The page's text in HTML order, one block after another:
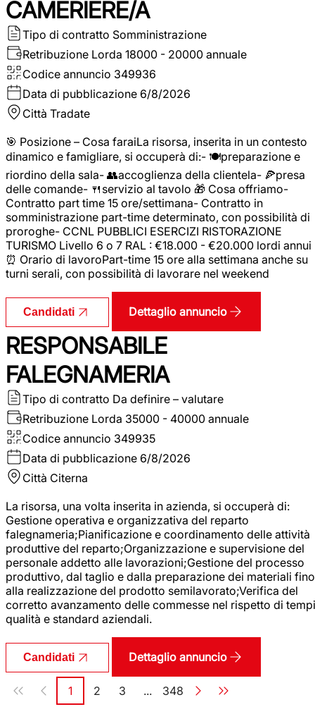
CAMERIERE/A
Tipo di contratto Somministrazione
Retribuzione Lorda 18000 - 20000 annuale
Codice annuncio 349936
Data di pubblicazione 6/8/2026
Città Tradate
🎯 Posizione – Cosa faraiLa risorsa, inserita in un contesto
dinamico e famigliare, si occuperà di:- 🍽️preparazione e
riordino della sala- 👥accoglienza della clientela- 🍕presa
delle comande- 🍴servizio al tavolo 🎁 Cosa offriamo-
Contratto part time 15 ore/settimana- Contratto in
somministrazione part-time determinato, con possibilità di
proroghe- CCNL PUBBLICI ESERCIZI RISTORAZIONE
TURISMO Livello 6 o 7 RAL : €18.000 - €20.000 lordi annui
⏰ Orario di lavoroPart-time 15 ore alla settimana anche su
turni serali, con possibilità di lavorare nel weekend
Candidati Dettaglio annuncio
RESPONSABILE
FALEGNAMERIA
Tipo di contratto Da definire – valutare
Retribuzione Lorda 35000 - 40000 annuale
Codice annuncio 349935
Data di pubblicazione 6/8/2026
Città Citerna
La risorsa, una volta inserita in azienda, si occuperà di:
Gestione operativa e organizzativa del reparto
falegnameria;Pianificazione e coordinamento delle attività
produttive del reparto;Organizzazione e supervisione del
personale addetto alle lavorazioni;Gestione del processo
produttivo, dal taglio e dalla preparazione dei materiali fino
alla realizzazione del prodotto semilavorato;Verifica del
corretto avanzamento delle commesse nel rispetto di
qualità e standard aziendali.
Candidati Dettaglio annuncio
Paginazione
Pagina
1 Pagina
2 Pagina
3 ... Pagina
348